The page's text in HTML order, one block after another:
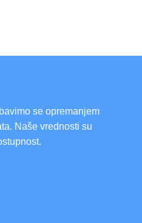
se opremanjem
Naše vrednosti su